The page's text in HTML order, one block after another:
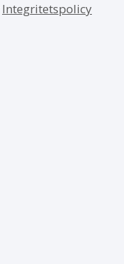
Integritetspolicy